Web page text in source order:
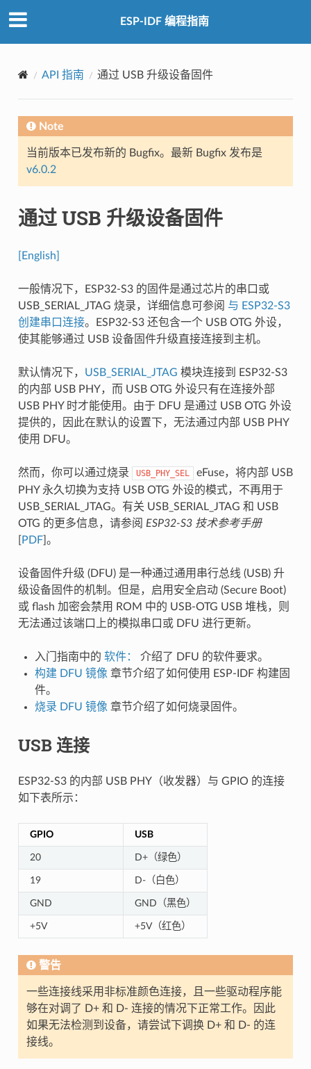
ESP-IDF 编程指南
API 指南 通过 USB 升级设备固件
Note
当前版本已发布新的 Bugfix。最新 Bugfix 发布是
v6.0.2
通过 USB 升级设备固件
[English]
一般情况下，ESP32-S3 的固件是通过芯片的串口或
USB_SERIAL_JTAG 烧录，详细信息可参阅 与 ESP32-S3
创建串口连接。ESP32-S3 还包含一个 USB OTG 外设，
使其能够通过 USB 设备固件升级直接连接到主机。
默认情况下， USB_SERIAL_JTAG 模块连接到 ESP32-S3
的内部 USB PHY，而 USB OTG 外设只有在连接外部
USB PHY 时才能使用。由于 DFU 是通过 USB OTG 外设
提供的，因此在默认的设置下，无法通过内部 USB PHY
使用 DFU。
然而，你可以通过烧录 USB_PHY_SEL
eFuse，将内部 USB
PHY 永久切换为支持 USB OTG 外设的模式，不再用于
USB_SERIAL_JTAG。有关 USB_SERIAL_JTAG 和 USB
OTG 的更多信息，请参阅 ESP32-S3 技术参考手册
PDF]。
设备固件升级 (DFU) 是一种通过通用串行总线 (USB) 升
级设备固件的机制。但是，启用安全启动 (Secure Boot)
或 flash 加密会禁用 ROM 中的 USB-OTG USB 堆栈，则
无法通过该端口上的模拟串口或 DFU 进行更新。
入门指南中的 软件：
介绍了 DFU 的软件要求。
构建 DFU 镜像 章节介绍了如何使用 ESP-IDF 构建固
件。
烧录 DFU 镜像 章节介绍了如何烧录固件。
USB 连接
ESP32-S3 的内部 USB PHY（收发器）与 GPIO 的连接
如下表所示：
GPIO USB
20 D+（绿色）
19 D-（白色）
GND GND（黑色）
+5V +5V（红色）
警告
一些连接线采用非标准颜色连接，且一些驱动程序能
够在对调了 D+ 和 D- 连接的情况下正常工作。因此
如果无法检测到设备，请尝试下调换 D+ 和 D- 的连
接线。